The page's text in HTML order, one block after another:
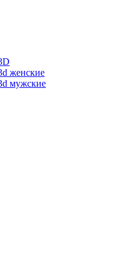
женские
мужские